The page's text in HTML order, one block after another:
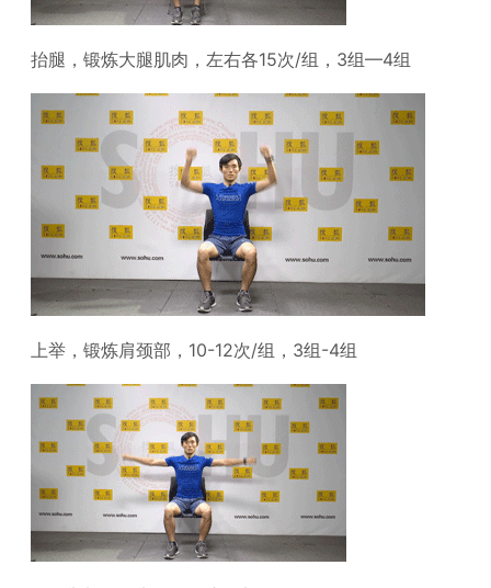
抬腿，锻炼大腿肌肉，左右各15次/组，3组—4组
上举，锻炼肩颈部，10-12次/组，3组-4组